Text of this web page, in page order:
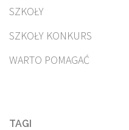
SZKOŁY
SZKOŁY KONKURS
WARTO POMAGAĆ
TAGI